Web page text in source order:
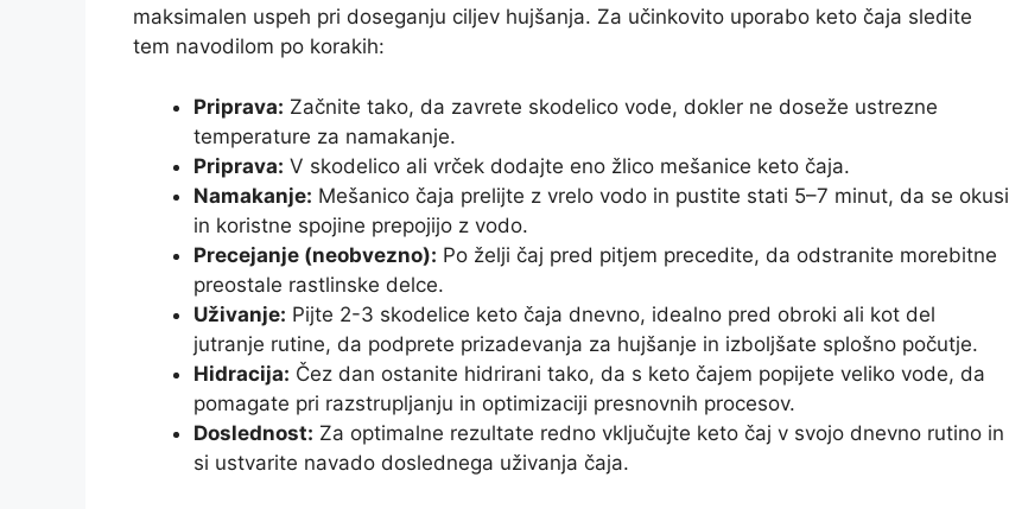
maksimalen uspeh pri doseganju ciljev hujšanja. Za učinkovito uporabo keto čaja sledite
tem navodilom po korakih:
Priprava: Začnite tako, da zavrete skodelico vode, dokler ne doseže ustrezne
temperature za namakanje.
Priprava: V skodelico ali vrček dodajte eno žlico mešanice keto čaja.
Namakanje: Mešanico čaja prelijte z vrelo vodo in pustite stati 5–7 minut, da se okusi
in koristne spojine prepojijo z vodo.
Precejanje (neobvezno): Po želji čaj pred pitjem precedite, da odstranite morebitne
preostale rastlinske delce.
Uživanje: Pijte 2-3 skodelice keto čaja dnevno, idealno pred obroki ali kot del
jutranje rutine, da podprete prizadevanja za hujšanje in izboljšate splošno počutje.
Hidracija: Čez dan ostanite hidrirani tako, da s keto čajem popijete veliko vode, da
pomagate pri razstrupljanju in optimizaciji presnovnih procesov.
Doslednost: Za optimalne rezultate redno vključujte keto čaj v svojo dnevno rutino in
si ustvarite navado doslednega uživanja čaja.